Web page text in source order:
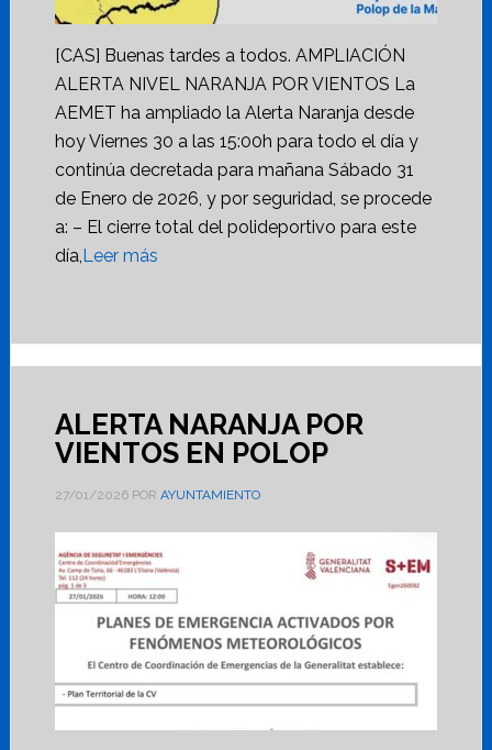
[CAS] Buenas tardes a todos. AMPLIACIÓN
ALERTA NIVEL NARANJA POR VIENTOS La
AEMET ha ampliado la Alerta Naranja desde
hoy Viernes 30 a las 15:00h para todo el día y
continúa decretada para mañana Sábado 31
de Enero de 2026, y por seguridad, se procede
a: – El cierre total del polideportivo para este
día,Leer más
ALERTA NARANJA POR
VIENTOS EN POLOP
27/01/2026POR AYUNTAMIENTO